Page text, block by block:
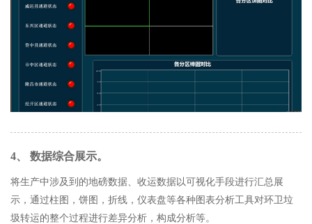
4、 数据综合展示。
将生产中涉及到的地磅数据、收运数据以可视化手段进行汇总展
示，通过柱图，饼图，折线，仪表盘等各种图表分析工具对环卫垃
圾转运的整个过程进行差异分析，构成分析等。